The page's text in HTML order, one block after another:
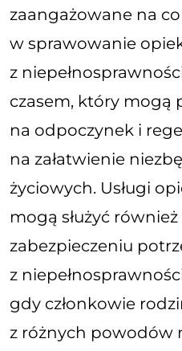
zaangażowane na
w sprawowanie
z
czasem, który mogą
na odpoczynek i
na załatwienie
życiowych. Usługi
mogą służyć
zabezpieczeniu
z
gdy członkowie
z różnych powodów